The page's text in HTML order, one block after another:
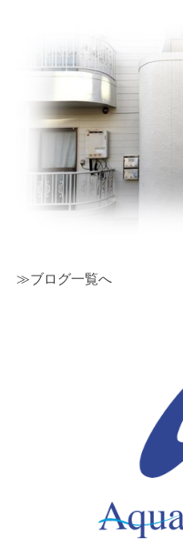
≫ブログ一覧へ